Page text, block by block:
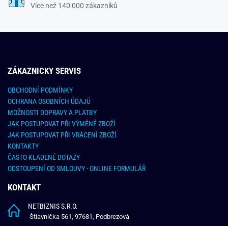
Více než 140 000 zákazníků
ZÁKAZNICKY SERVIS
OBCHODNÍ PODMÍNKY
OCHRANA OSOBNÍCH ÚDAJŮ
MOŽNOSTI DOPRAVY A PLATBY
JAK POSTUPOVAT PŘI VÝMĚNĚ ZBOŽÍ
JAK POSTUPOVAT PŘI VRÁCENÍ ZBOŽÍ
KONTAKTY
ČASTO KLADENÉ DOTAZY
ODSTOUPENÍ OD SMLOUVY - ONLINE FORMULÁŘ
KONTAKT
NETBIZNIS S.R.O.
Štiavnička 561, 97681, Podbrezová